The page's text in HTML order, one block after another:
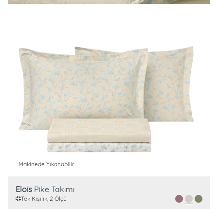
Makinede Yıkanabilir
Elois Pike Takımı
Tek Kişilik, 2 Ölçü